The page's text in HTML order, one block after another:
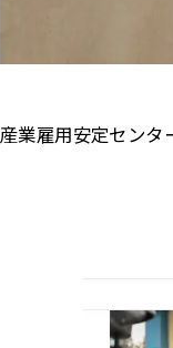
産業雇用安定センタ